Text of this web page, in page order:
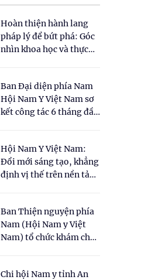
Hoàn thiện hành lang
pháp lý để bứt phá: Góc
nhìn khoa học và thực
cho Luật Y dược cổ
truyền Việt Nam"
Ban Đại diện phía Nam
Hội Nam Y Việt Nam sơ
kết công tác 6 tháng đầu
Hội Nam Y Việt Nam:
Đổi mới sáng tạo, khẳng
định vị thế trên nền tảng
Ban Thiện nguyện phía
Nam (Hội Nam y Việt
Nam) tổ chức khám chữa
dân tại xã Tân Tập
Chi hội Nam y tỉnh An